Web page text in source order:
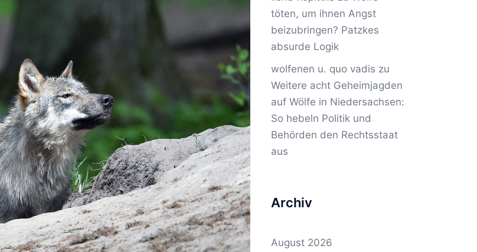
töten, um ihnen Angst
beizubringen? Patzkes
absurde Logik
wolfenen u. quo vadis zu
Weitere acht Geheimjagden
auf Wölfe in Niedersachsen:
So hebeln Politik und
Behörden den Rechtsstaat
aus
Archiv
August 2026